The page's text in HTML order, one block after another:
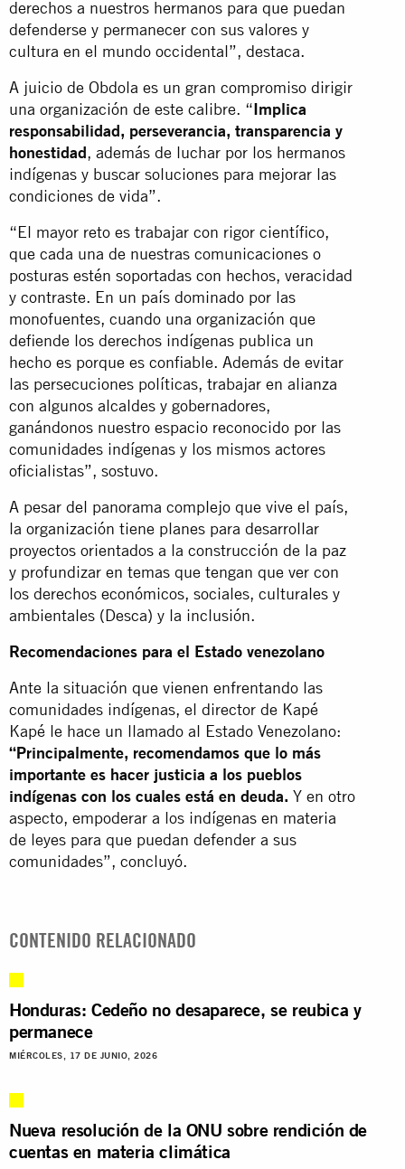
derechos a nuestros hermanos para que puedan
defenderse y permanecer con sus valores y
cultura en el mundo occidental”, destaca.
A juicio de Obdola es un gran compromiso dirigir
una organización de este calibre. “Implica
responsabilidad, perseverancia, transparencia y
honestidad, además de luchar por los hermanos
indígenas y buscar soluciones para mejorar las
condiciones de vida”.
“El mayor reto es trabajar con rigor científico,
que cada una de nuestras comunicaciones o
posturas estén soportadas con hechos, veracidad
y contraste. En un país dominado por las
monofuentes, cuando una organización que
defiende los derechos indígenas publica un
hecho es porque es confiable. Además de evitar
las persecuciones políticas, trabajar en alianza
con algunos alcaldes y gobernadores,
ganándonos nuestro espacio reconocido por las
comunidades indígenas y los mismos actores
oficialistas”, sostuvo.
A pesar del panorama complejo que vive el país,
la organización tiene planes para desarrollar
proyectos orientados a la construcción de la paz
y profundizar en temas que tengan que ver con
los derechos económicos, sociales, culturales y
ambientales (Desca) y la inclusión.
Recomendaciones para el Estado venezolano
Ante la situación que vienen enfrentando las
comunidades indígenas, el director de Kapé
Kapé le hace un llamado al Estado Venezolano:
“Principalmente, recomendamos que lo más
importante es hacer justicia a los pueblos
indígenas con los cuales está en deuda. Y en otro
aspecto, empoderar a los indígenas en materia
de leyes para que puedan defender a sus
comunidades”, concluyó.
CONTENIDO RELACIONADO
Honduras: Cedeño no desaparece, se reubica y
permanece
MIÉRCOLES, 17 DE JUNIO, 2026
Nueva resolución de la ONU sobre rendición de
cuentas en materia climática